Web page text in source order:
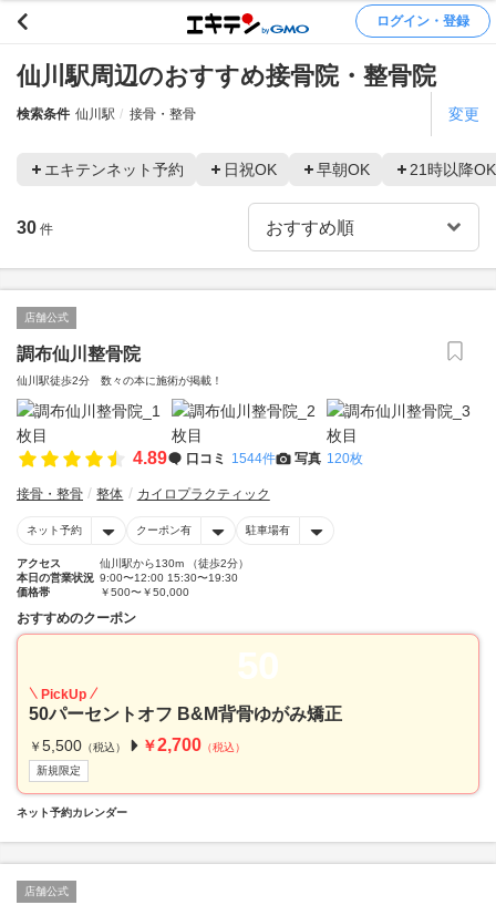
ログイン・登録
仙川駅周辺のおすすめ接骨院・整骨院
検索条件 仙川駅 接骨・整骨 変更
エキテンネット予約 日祝OK 早朝OK 21時以降OK
30 件
店舗公式
調布仙川整骨院
仙川駅徒歩2分 数々の本に施術が掲載！
4.89 口コミ 1544件 写真 120枚
接骨・整骨 整体 カイロプラクティック
ネット予約 クーポン有 駐車場有
アクセス
仙川駅から130m （徒歩2分）
本日の営業状況 9:00〜12:00 15:30〜19:30
価格帯
￥500〜￥50,000
おすすめのクーポン
50
PickUp
50パーセントオフ B&M背骨ゆがみ矯正
￥ 5,500 （税込） ￥2,700 （税込）
新規限定
ネット予約カレンダー
店舗公式